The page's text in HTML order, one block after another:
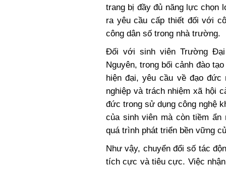
trang bị đầy đủ năng lực chọn
ra yêu cầu cấp thiết đối với
công dân số trong nhà trường.
Đối với sinh viên Trường
Nguyên, trong bối cảnh đào
hiện đại, yêu cầu về đạo đức
nghiệp và trách nhiệm xã hội
đức trong sử dụng công nghệ
của sinh viên mà còn tiềm
quá trình phát triển bền vững
Như vậy, chuyển đổi số tác
tích cực và tiêu cực. Việc